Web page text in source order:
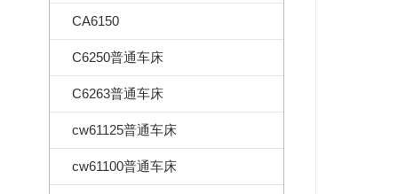
CA6150
C6250普通车床
C6263普通车床
cw61125普通车床
cw61100普通车床